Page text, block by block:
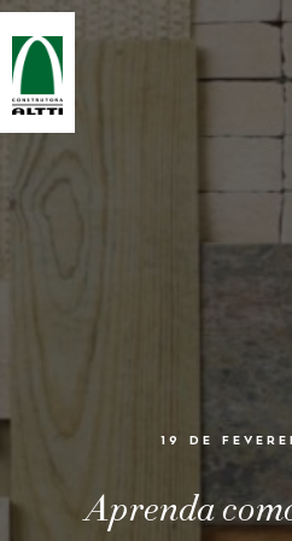
19 DE
Aprenda